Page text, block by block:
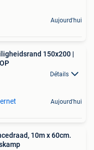
Aujourd'hui
150x200 |
Détails
Aujourd'hui
10m x 60cm.